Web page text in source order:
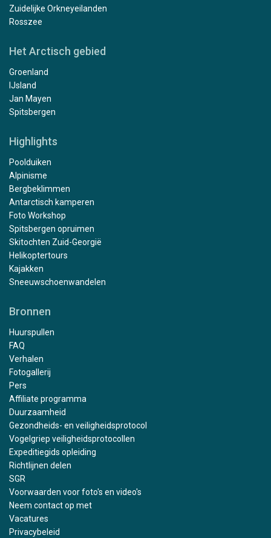
Zuidelijke Orkneyeilanden
Rosszee
Het Arctisch gebied
Groenland
IJsland
Jan Mayen
Spitsbergen
Highlights
Poolduiken
Alpinisme
Bergbeklimmen
Antarctisch kamperen
Foto Workshop
Spitsbergen opruimen
Skitochten Zuid-Georgië
Helikoptertours
Kajakken
Sneeuwschoenwandelen
Bronnen
Huurspullen
FAQ
Verhalen
Fotogallerij
Pers
Affiliate programma
Duurzaamheid
Gezondheids- en veiligheidsprotocol
Vogelgriep veiligheidsprotocollen
Expeditiegids opleiding
Richtlijnen delen
SGR
Voorwaarden voor foto's en video's
Neem contact op met
Vacatures
Privacybeleid